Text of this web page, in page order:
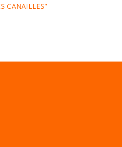
CANAILLES"